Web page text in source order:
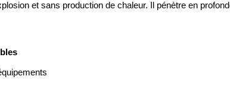
et sans production de chaleur. Il pénètre en